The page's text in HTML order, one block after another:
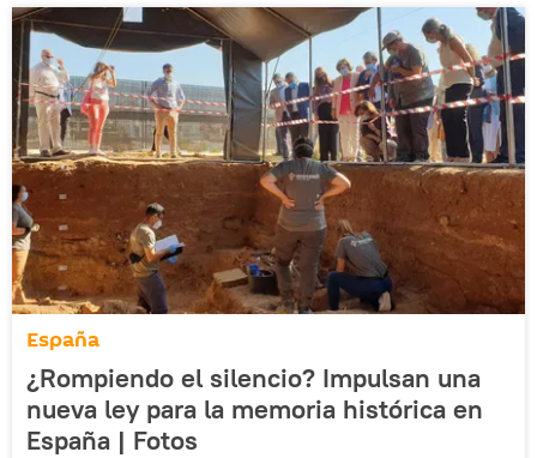
España
¿Rompiendo el silencio? Impulsan una
nueva ley para la memoria histórica en
España | Fotos